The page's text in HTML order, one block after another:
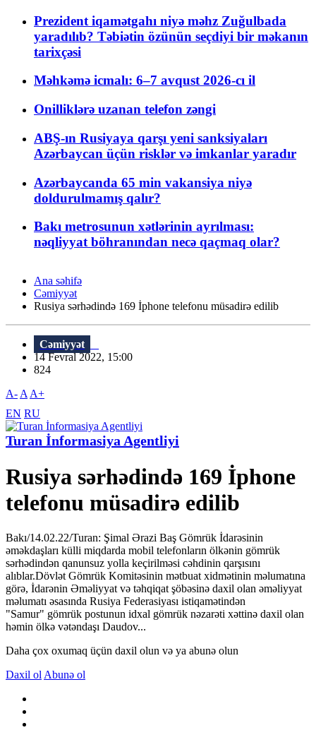
Prezident iqamətgahı niyə məhz Zuğulbada
yaradılıb? Təbiətin özünün seçdiyi bir məkanın
tarixçəsi
Məhkəmə icmalı: 6–7 avqust 2026-cı il
Onilliklərə uzanan telefon zəngi
ABŞ-ın Rusiyaya qarşı yeni sanksiyaları
Azərbaycan üçün risklər və imkanlar yaradır
Azərbaycanda 65 min vakansiya niyə
doldurulmamış qalır?
Bakı metrosunun xətlərinin ayrılması:
nəqliyyat böhranından necə qaçmaq olar?
Ana səhifə
Cəmiyyət
Rusiya sərhədində 169 İphone telefonu müsadirə edilib
Cəmiyyət
14 Fevral 2022, 15:00
824
A- A A+
EN RU
Turan İnformasiya Agentliyi
Rusiya sərhədində 169 İphone
telefonu müsadirə edilib
Bakı/14.02.22/Turan: Şimal Ərazi Baş Gömrük İdarəsinin
əməkdaşları külli miqdarda mobil telefonların ölkənin gömrük
sərhədindən qanunsuz yolla keçirilməsi cəhdinin qarşısını
alıblar.Dövlət Gömrük Komitəsinin mətbuat xidmətinin məlumatına
görə, İdarənin Əməliyyat və təhqiqat şöbəsinə daxil olan əməliyyat
məlumatı əsasında Rusiya Federasiyası istiqamətindən
"Samur" gömrük postunun idxal gömrük nəzarəti xəttinə daxil olan
həmin ölkə vətəndaşı Daudov...
Daha çox oxumaq üçün daxil olun və ya abunə olun
Daxil ol Abunə ol